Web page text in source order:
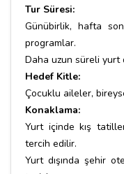
Tur Süresi:
Günübirlik, hafta
programlar.
Daha uzun süreli yurt
Hedef Kitle:
Çocuklu aileler,
Konaklama:
Yurt içinde kış
tercih edilir.
Yurt dışında şehir